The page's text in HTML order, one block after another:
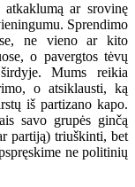
ar srovinę
Sprendimo
ne vieno ar kito
o pavergtos tėvų
Mums reikia
o atsiklausti, ką
iš partizano kapo.
savo grupės ginčą
partiją) triuškinti, bet
ne politinių